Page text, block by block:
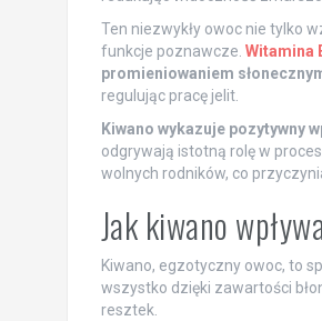
Ten niezwykły owoc nie tylko
funkcje poznawcze. Witamina
promieniowaniem
regulując pracę jelit.
Kiwano wykazuje pozytywny
odgrywają istotną rolę w
wolnych rodników, co
Jak kiwano
Kiwano, egzotyczny owoc, to
wszystko dzięki zawartości
resztek.